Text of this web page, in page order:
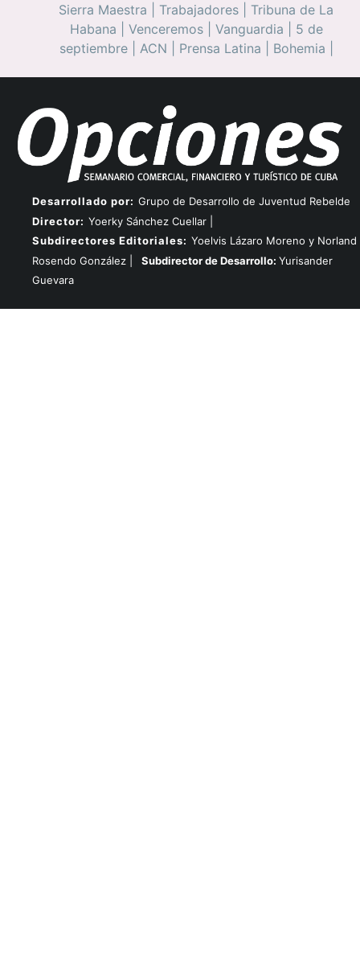
Sierra Maestra
Trabajadores
Tribuna de La
Habana
Venceremos| Vanguardia
5 de
septiembre| ACN Prensa Latina Bohemia
Desarrollado por: Grupo de Desarrollo de Juventud Rebelde
Director: Yoerky Sánchez Cuellar |
Subdirectores Editoriales: Yoelvis Lázaro Moreno y Norland
Rosendo González |
Subdirector de Desarrollo: Yurisander
Guevara